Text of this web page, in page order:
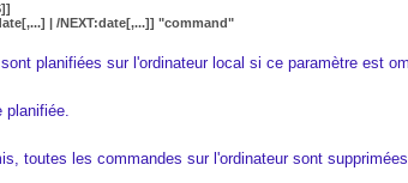
| /NEXT:date[,...]] "command"
planifiées sur l'ordinateur local si ce paramètre est
planifiée.
toutes les commandes sur l'ordinateur sont